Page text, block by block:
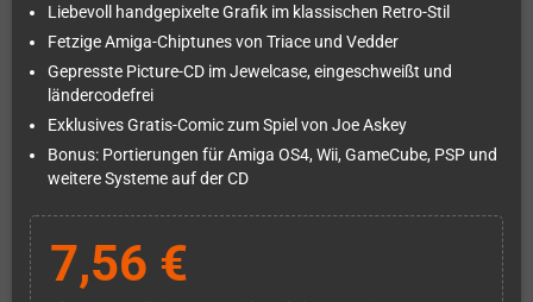
Liebevoll handgepixelte Grafik im klassischen Retro-Stil
Fetzige Amiga-Chiptunes von Triace und Vedder
Gepresste Picture-CD im Jewelcase, eingeschweißt und
ländercodefrei
Exklusives Gratis-Comic zum Spiel von Joe Askey
Bonus: Portierungen für Amiga OS4, Wii, GameCube, PSP und
weitere Systeme auf der CD
7,56 €